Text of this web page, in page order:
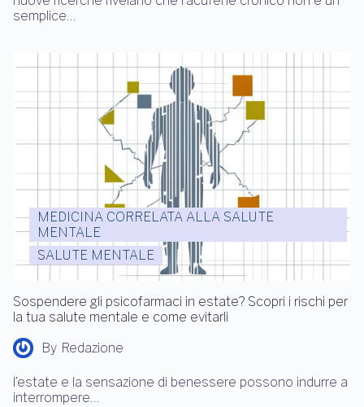
semplice…
MEDICINA CORRELATA ALLA SALUTE
MENTALE
SALUTE MENTALE
Sospendere gli psicofarmaci in estate? Scopri i rischi per
la tua salute mentale e come evitarli
By Redazione
l’estate e la sensazione di benessere possono indurre a
interrompere…